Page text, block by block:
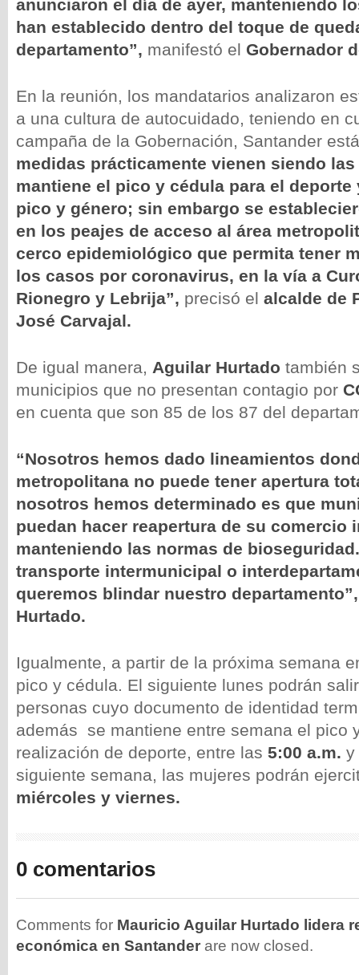
anunciaron el día de ayer, manteniendo
han establecido dentro del toque de
departamento”, manifestó el Gobernador
En la reunión, los mandatarios analizaron
a una cultura de autocuidado, teniendo en
campaña de la Gobernación, Santander
medidas prácticamente vienen siendo
mantiene el pico y cédula para el deporte
pico y género; sin embargo se
en los peajes de acceso al área
cerco epidemiológico que permita tener
los casos por coronavirus, en la vía a
Rionegro y Lebrija”, precisó el alcalde de
José Carvajal.
De igual manera, Aguilar Hurtado también
municipios que no presentan contagio por
en cuenta que son 85 de los 87 del
“Nosotros hemos dado lineamientos
metropolitana no puede tener apertura
nosotros hemos determinado es que
puedan hacer reapertura de su comercio
manteniendo las normas de
transporte intermunicipal o
queremos blindar nuestro departamento”,
Hurtado.
Igualmente, a partir de la próxima semana
pico y cédula. El siguiente lunes podrán
personas cuyo documento de identidad
además se mantiene entre semana el pico
realización de deporte, entre las 5:00 a.m. y
siguiente semana, las mujeres podrán
miércoles y viernes.
0 comentarios
Comments for Mauricio Aguilar Hurtado lidera
económica en Santander are now closed.